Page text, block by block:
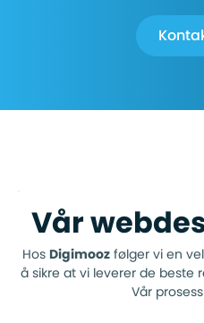
Vår
Hos Digimooz følger vi en
å sikre at vi leverer de beste
Vår